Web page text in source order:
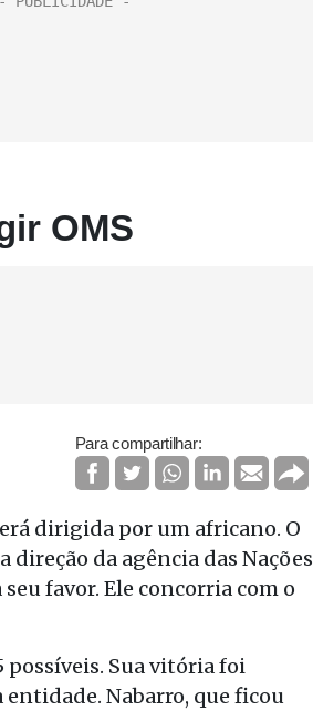
OMS
Para compartilhar:
dirigida por um africano. O
da agência das Nações
favor. Ele concorria com o
possíveis. Sua vitória foi
Nabarro, que ficou